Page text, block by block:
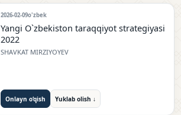
2026-02-09o'zbek
Yangi O`zbekiston taraqqiyot strategiyasi
2022
SHAVKAT MIRZIYOYEV
Onlayn o‘qish Yuklab olish ↓